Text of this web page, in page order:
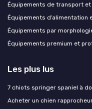
Équipements de transport et
Équipements d’alimentation
Équipements par
Équipements premium et
Les plus lus
7 chiots springer spaniel à
Acheter un chien